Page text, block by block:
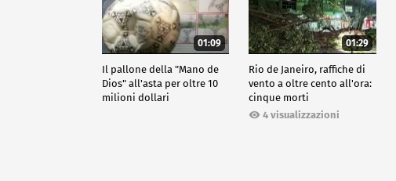
01:09
Il pallone della "Mano de
Dios" all'asta per oltre 10
milioni dollari
01:29
Rio de Janeiro, raffiche di
vento a oltre cento all'ora:
cinque morti
4 visualizzazioni